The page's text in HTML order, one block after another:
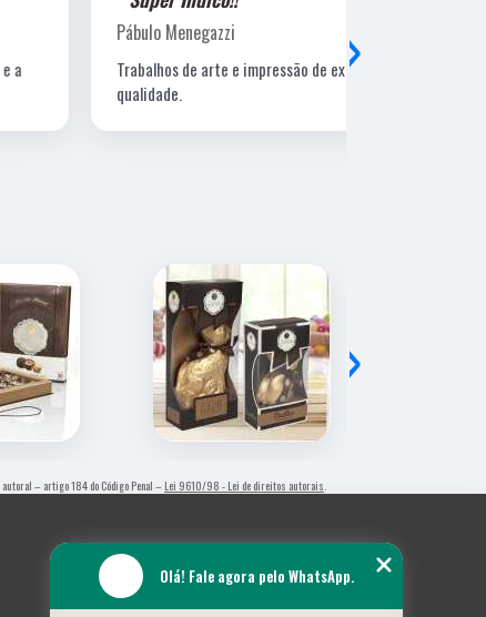
de arte e impressão de excelente
›
›
– artigo 184 do Código Penal – Lei 9610/98 - Lei de direitos autorais.
Olá! Fale agora pelo WhatsApp.